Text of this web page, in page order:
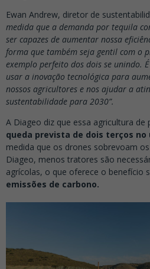
Ewan Andrew, diretor de
medida que a demanda por tequila
ser capazes de aumentar nossa
forma que também seja gentil com o
exemplo perfeito dos dois se unindo.
usar a inovação tecnológica para
nossos agricultores e nos ajudar a
sustentabilidade para 2030”.
A Diageo diz que essa agricultura
queda prevista de dois terços no
medida que os drones sobrevoam
Diageo, menos tratores são
agrícolas, o que oferece o benefício
emissões de carbono.